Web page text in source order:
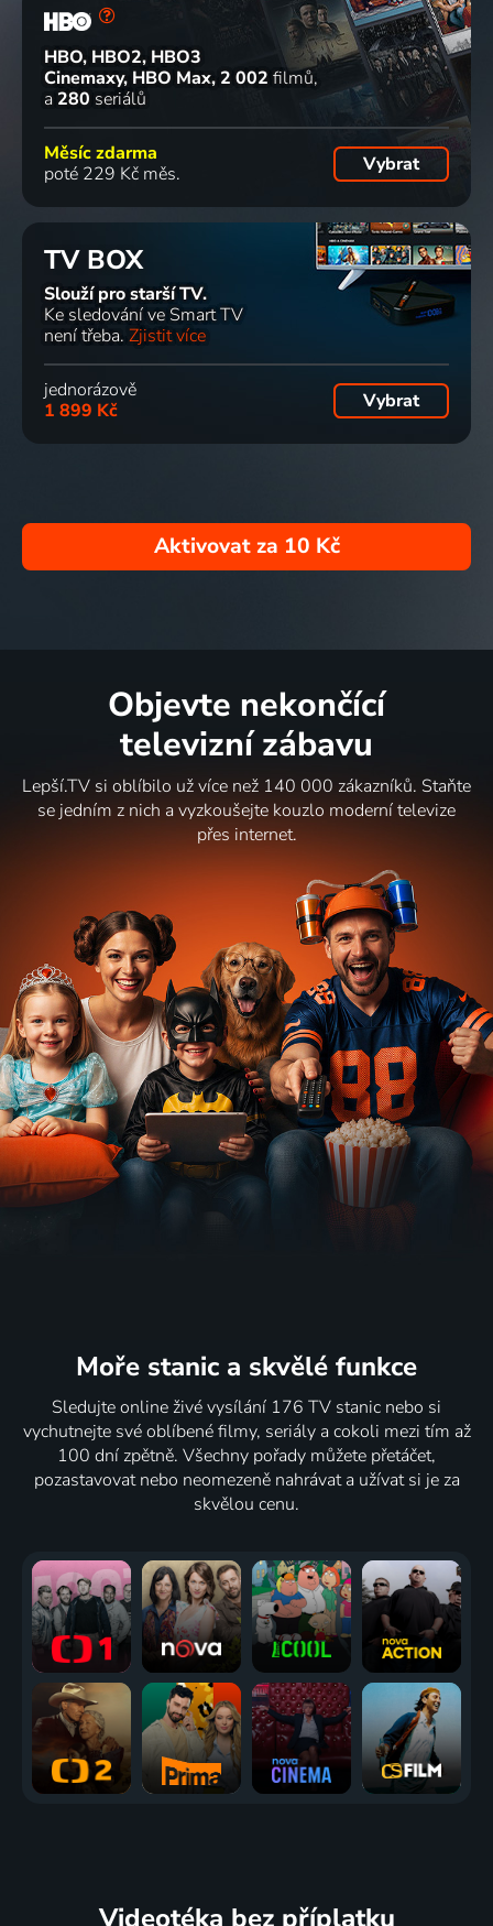
HBO, HBO2, HBO3
Cinemaxy, HBO Max 2 002 filmů
a 280 seriálů
Měsíc zdarma
poté 229 Kč měs.
Vybrat
TV BOX
Slouží pro starší TV.
Ke sledování ve Smart TV
není třeba. Zjistit více
jednorázově
1 899 Kč
Vybrat
Aktivovat za 10 Kč
Objevte nekončící
televizní zábavu
Lepší.TV si oblíbilo už více než 140 000 zákazníků. Staňte
se jedním z nich a vyzkoušejte kouzlo moderní televize
přes internet.
Moře stanic a skvělé funkce
Sledujte online živé vysílání 176 TV stanic nebo si
vychutnejte své oblíbené filmy, seriály a cokoli mezi tím až
100 dní zpětně. Všechny pořady můžete přetáčet,
pozastavovat nebo neomezeně nahrávat a užívat si je za
skvělou cenu.
Videotéka bez příplatku